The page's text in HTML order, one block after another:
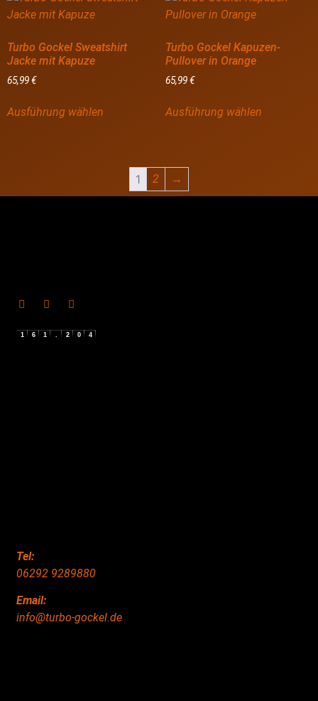
Turbo Gockel Sweatshirt
Jacke mit Kapuze
65,99€
Ausführung wählen
Turbo Gockel Kapuzen-
Pullover in Orange
65,99€
Ausführung wählen
1 2 →
Tel:
06292 9289880
Email:
info@turbo-gockel.de
1 6 1 . 2 0 4